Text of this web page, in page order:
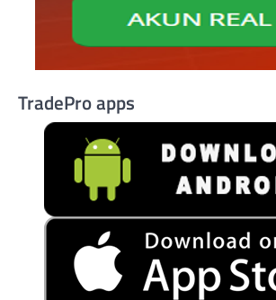
TradePro apps